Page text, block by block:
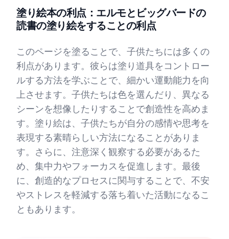
塗り絵本の利点：エルモとビッグバードの
読書の塗り絵をすることの利点
このページを塗ることで、子供たちには多くの
利点があります。彼らは塗り道具をコントロー
ルする方法を学ぶことで、細かい運動能力を向
上させます。子供たちは色を選んだり、異なる
シーンを想像したりすることで創造性を高めま
す。塗り絵は、子供たちが自分の感情や思考を
表現する素晴らしい方法になることがありま
す。さらに、注意深く観察する必要があるた
め、集中力やフォーカスを促進します。最後
に、創造的なプロセスに関与することで、不安
やストレスを軽減する落ち着いた活動になるこ
ともあります。